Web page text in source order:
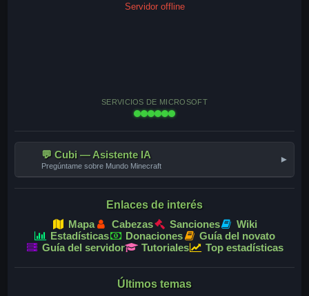
Servidor offline
SERVICIOS DE MICROSOFT
💬 Cubi — Asistente IA
Pregúntame sobre Mundo Minecraft
▾
Enlaces de interés
Mapa
Cabezas Sanciones
Wiki
Estadísticas
Donaciones
Guía del novato
Guía del servidor
Tutoriales Top estadísticas
Últimos temas